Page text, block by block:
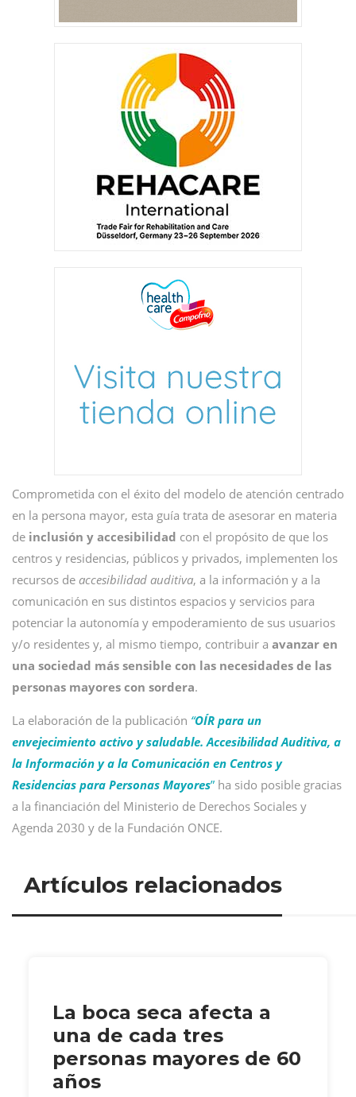
Comprometida con el éxito del modelo de atención centrado
en la persona mayor, esta guía trata de asesorar en materia
de inclusión y accesibilidad con el propósito de que los
centros y residencias, públicos y privados, implementen los
recursos de accesibilidad auditiva, a la información y a la
comunicación en sus distintos espacios y servicios para
potenciar la autonomía y empoderamiento de sus usuarios
y/o residentes y, al mismo tiempo, contribuir a avanzar en
una sociedad más sensible con las necesidades de las
personas mayores con sordera.
La elaboración de la publicación “OÍR para un
envejecimiento activo y saludable. Accesibilidad Auditiva, a
la Información y a la Comunicación en Centros y
Residencias para Personas Mayores” ha sido posible gracias
a la financiación del Ministerio de Derechos Sociales y
Agenda 2030 y de la Fundación ONCE.
Artículos relacionados
La boca seca afecta a
una de cada tres
personas mayores de 60
años